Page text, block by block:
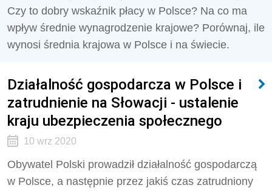
Czy to dobry wskaźnik płacy w Polsce? Na co ma
wpływ średnie wynagrodzenie krajowe? Porównaj, ile
wynosi średnia krajowa w Polsce i na świecie.
Działalność gospodarcza w Polsce i
zatrudnienie na Słowacji - ustalenie
kraju ubezpieczenia społecznego
10 wrz 2020
Obywatel Polski prowadził działalność gospodarczą
w Polsce, a następnie przez jakiś czas zatrudniony